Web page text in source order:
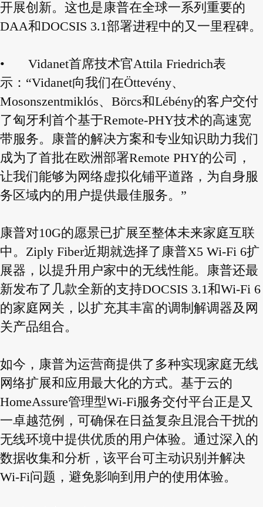
开展创新。这也是康普在全球一系列重要的
DAA和DOCSIS 3.1部署进程中的又一里程碑。
•
Vidanet首席技术官Attila Friedrich表
示：“Vidanet向我们在Öttevény、
Mosonszentmiklós、Börcs和Lébény的客户交付
了匈牙利首个基于Remote-PHY技术的高速宽
带服务。康普的解决方案和专业知识助力我们
成为了首批在欧洲部署Remote PHY的公司，
让我们能够为网络虚拟化铺平道路，为自身服
务区域内的用户提供最佳服务。”
康普对10G的愿景已扩展至整体未来家庭互联
中。Ziply Fiber近期就选择了康普X5 Wi-Fi 6扩
展器，以提升用户家中的无线性能。康普还最
新发布了几款全新的支持DOCSIS 3.1和Wi-Fi 6
的家庭网关，以扩充其丰富的调制解调器及网
关产品组合。
如今，康普为运营商提供了多种实现家庭无线
网络扩展和应用最大化的方式。基于云的
HomeAssure管理型Wi-Fi服务交付平台正是又
一卓越范例，可确保在日益复杂且混合干扰的
无线环境中提供优质的用户体验。通过深入的
数据收集和分析，该平台可主动识别并解决
Wi-Fi问题，避免影响到用户的使用体验。